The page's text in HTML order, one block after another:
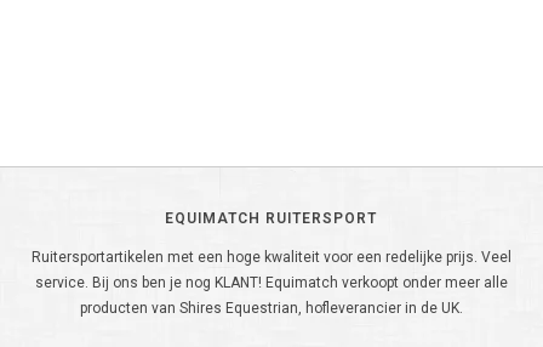
EQUIMATCH RUITERSPORT
Ruitersportartikelen met een hoge kwaliteit voor een redelijke prijs. Veel
service. Bij ons ben je nog KLANT! Equimatch verkoopt onder meer alle
producten van Shires Equestrian, hofleverancier in de UK.